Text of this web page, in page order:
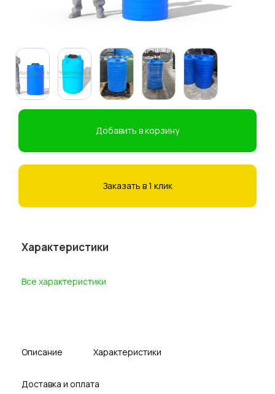
Добавить в корзину
Заказать в 1 клик
Характеристики
Все характеристики
Описание Характеристики
Доставка и оплата